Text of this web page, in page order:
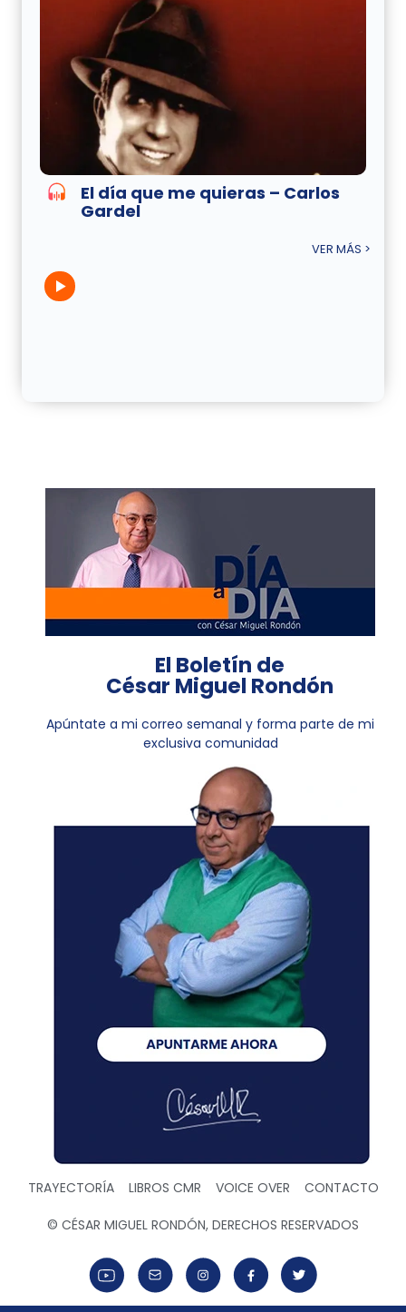
El día que me quieras – Carlos
Gardel
VER MÁS >
El Boletín de
César Miguel Rondón
Apúntate a mi correo semanal y forma parte de mi
exclusiva comunidad
TRAYECTORÍA LIBROS CMR VOICE OVER CONTACTO
© CÉSAR MIGUEL RONDÓN, DERECHOS RESERVADOS